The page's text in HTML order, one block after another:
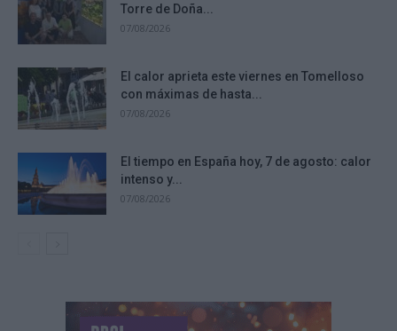
Torre de Doña...
07/08/2026
El calor aprieta este viernes en Tomelloso
con máximas de hasta...
07/08/2026
El tiempo en España hoy, 7 de agosto: calor
intenso y...
07/08/2026